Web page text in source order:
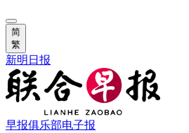
简
繁
新明日报
早报俱乐部电子报